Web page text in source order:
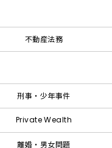
不動産法務
刑事・少年事件
Private Wealth
離婚・男女問題